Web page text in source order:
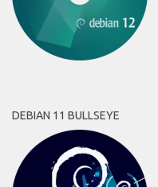
DEBIAN 11 BULLSEYE